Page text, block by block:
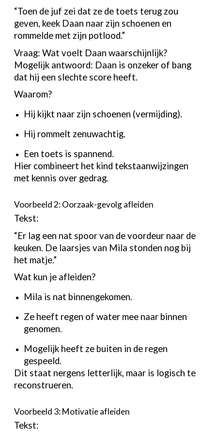
“Toen de juf zei dat ze de toets terug zou
geven, keek Daan naar zijn schoenen en
rommelde met zijn potlood.”
Vraag: Wat voelt Daan waarschijnlijk?
Mogelijk antwoord: Daan is onzeker of bang
dat hij een slechte score heeft.
Waarom?
Hij kijkt naar zijn schoenen (vermijding).
Hij rommelt zenuwachtig.
Een toets is spannend.
Hier combineert het kind tekstaanwijzingen
met kennis over gedrag.
Voorbeeld 2: Oorzaak-gevolg afleiden
Tekst:
“Er lag een nat spoor van de voordeur naar de
keuken. De laarsjes van Mila stonden nog bij
het matje.”
Wat kun je afleiden?
Mila is nat binnengekomen.
Ze heeft regen of water mee naar binnen
genomen.
Mogelijk heeft ze buiten in de regen
gespeeld.
Dit staat nergens letterlijk, maar is logisch te
reconstrueren.
Voorbeeld 3: Motivatie afleiden
Tekst: